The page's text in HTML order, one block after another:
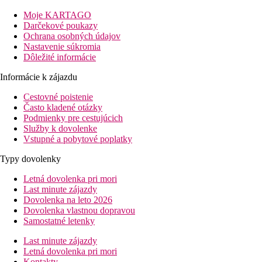
Vzdialenosť
pláže: 500 m
letisko: 14 km Kefalónia
centrá: 0.2 km
Štúdio
klimatizácia
kúpeľňa/WC (sušič vlasov)
Wi-Fi (zdarma)
základne vybavená malá kuchyňa
chladnička
satelitná TV
balkón alebo terasa
Informácie o hoteli
spoločenská miestnosť s TV, reštaurácia
záhrada
Moje KARTAGO
Darčekové poukazy
Ochrana osobných údajov
Nastavenie súkromia
Dôležité informácie
Informácie k zájazdu
Cestovné poistenie
Často kladené otázky
Podmienky pre cestujúcich
Služby k dovolenke
Vstupné a pobytové poplatky
Typy dovolenky
Letná dovolenka pri mori
Last minute zájazdy
Dovolenka na leto 2026
Dovolenka vlastnou dopravou
Samostatné letenky
Last minute zájazdy
Letná dovolenka pri mori